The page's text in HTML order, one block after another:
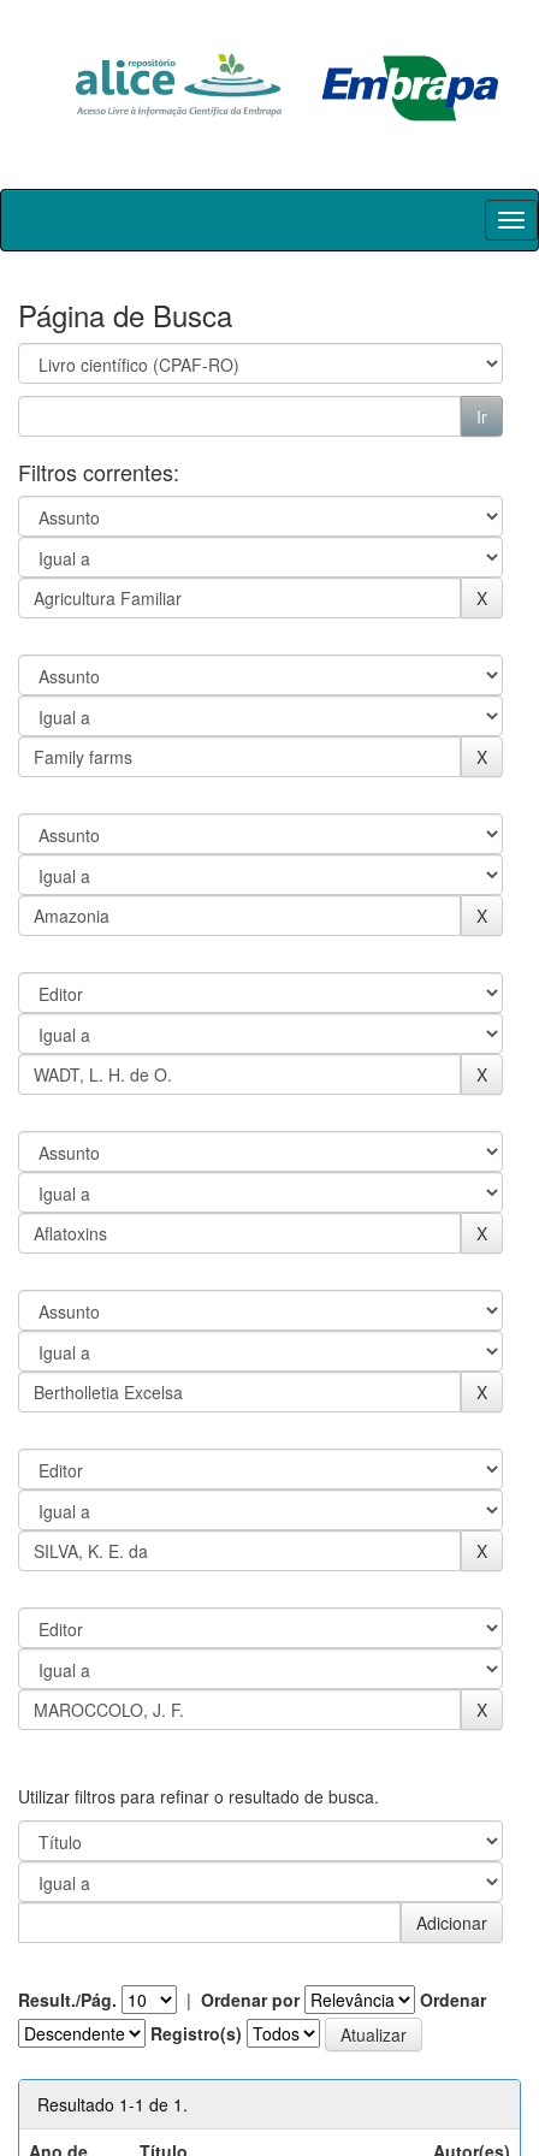
Skip
Página de Busca
Filtros correntes:
Utilizar filtros para refinar o resultado de busca.
Result./Pág. | Ordenar por
Ordenar
Registro(s)
Resultado 1-1 de 1.
Ano de
Título Autor(es)